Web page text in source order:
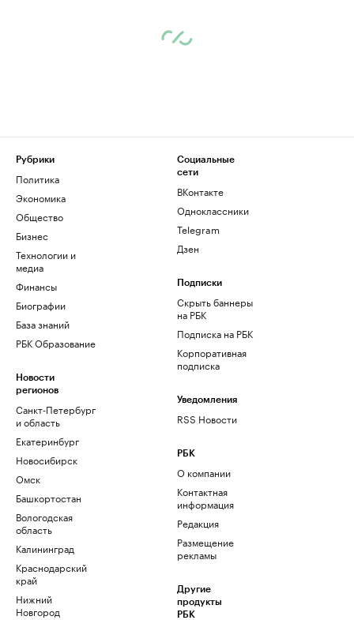
Рубрики
Политика
Экономика
Общество
Бизнес
Технологии и
медиа
Финансы
Биографии
База знаний
РБК Образование
Новости
регионов
Санкт-Петербург
и область
Екатеринбург
Новосибирск
Омск
Башкортостан
Вологодская
область
Калининград
Краснодарский
край
Нижний
Новгород
Социальные
сети
ВКонтакте
Одноклассники
Telegram
Дзен
Подписки
Скрыть баннеры
на РБК
Подписка на РБК
Корпоративная
подписка
Уведомления
RSS Новости
РБК
О компании
Контактная
информация
Редакция
Размещение
рекламы
Другие
продукты
РБК